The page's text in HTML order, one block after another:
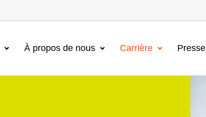
À propos de nous Carrière Presse